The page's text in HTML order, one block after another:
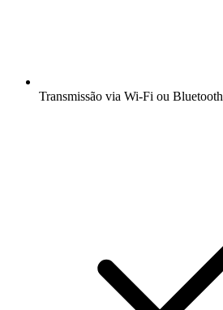
Transmissão via Wi-Fi ou Bluetooth